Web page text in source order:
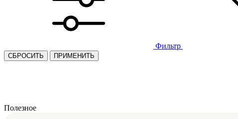
Фильтр
СБРОСИТЬ ПРИМЕНИТЬ
Полезное